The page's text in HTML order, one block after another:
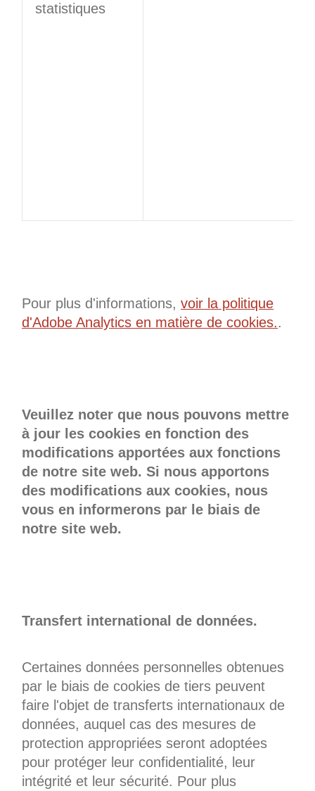
statistiques
Pour plus d'informations,voir la politique
d'Adobe Analytics en matière de cookies..
Veuillez noter que nous pouvons mettre
à jour les cookies en fonction des
modifications apportées aux fonctions
de notre site web. Si nous apportons
des modifications aux cookies, nous
vous en informerons par le biais de
notre site web.
Transfert international de données.
Certaines données personnelles obtenues
par le biais de cookies de tiers peuvent
faire l'objet de transferts internationaux de
données, auquel cas des mesures de
protection appropriées seront adoptées
pour protéger leur confidentialité, leur
intégrité et leur sécurité. Pour plus